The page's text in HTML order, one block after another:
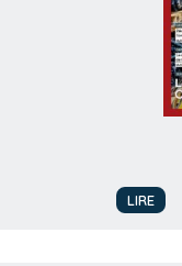
LIRE